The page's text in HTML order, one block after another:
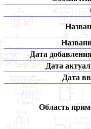
Дата
Дата
Дата
Область